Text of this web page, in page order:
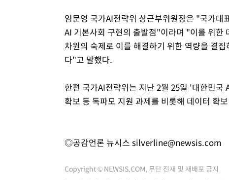
임문영 국가AI전략위 상근부위원장은 "국가대
AI 기본사회 구현의 출발점"이라며 "이를 위한
차원의 숙제로 이를 해결하기 위한 역량을 결
다"고 말했다.
한편 국가AI전략위는 지난 2월 25일 '대한민
확보 등 독파모 지원 과제를 비롯해 데이터 확
◎공감언론 뉴시스 silverline@newsis.com
Copyright © NEWSIS.COM, 무단 전재 및 재배포 금지